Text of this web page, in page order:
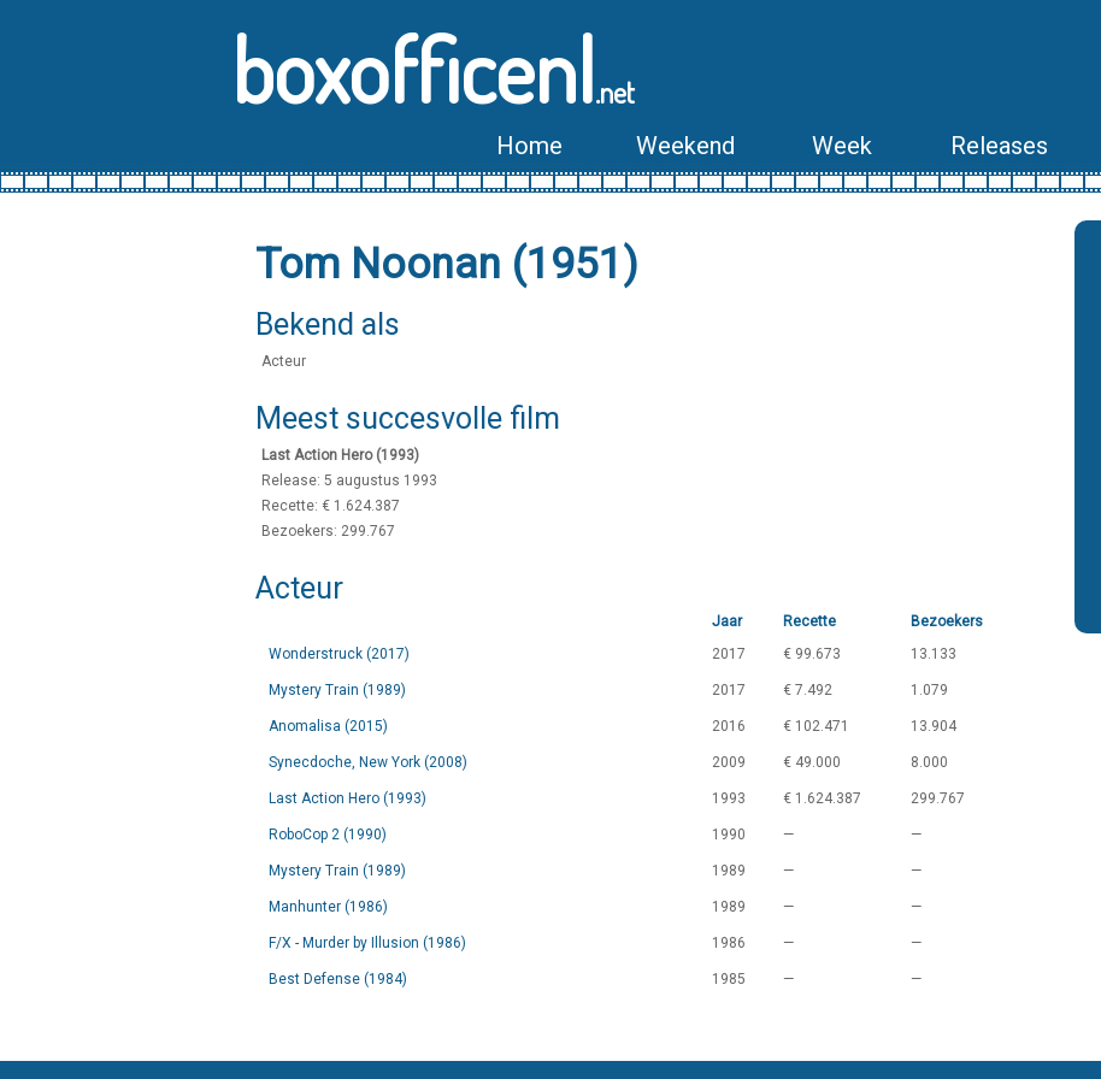
boxofficenl.net
Home Weekend Week Releases
Tom Noonan (1951)
Bekend als
Acteur
Meest succesvolle film
Last Action Hero (1993)
Release: 5 augustus 1993
Recette: € 1.624.387
Bezoekers: 299.767
Acteur
Jaar Recette
Bezoekers
Wonderstruck (2017)
2017 € 99.673 13.133
Mystery Train (1989) 2017 € 7.492 1.079
Anomalisa (2015) 2016 € 102.471 13.904
Synecdoche, New York (2008) 2009 € 49.000 8.000
Last Action Hero (1993) 1993 € 1.624.387 299.767
RoboCop 2 (1990) 1990 — —
Mystery Train (1989) 1989 — —
Manhunter (1986) 1989 — —
F/X - Murder by Illusion (1986) 1986 — —
Best Defense (1984) 1985 — —